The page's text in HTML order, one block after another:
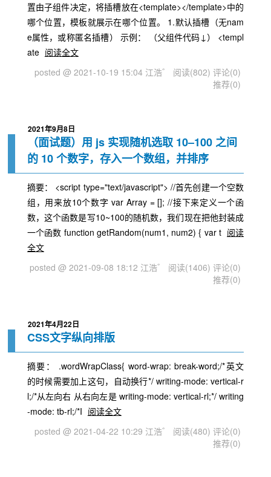
置由子组件决定，将插槽放在<template></template>中的
哪个位置，模板就展示在哪个位置。 1.默认插槽（无nam
e属性，或称匿名插槽） 示例： （父组件代码↓） <templ
ate 阅读全文
posted @ 2021-10-19 15:04 江浩゛ 阅读(802) 评论(0)
推荐(0)
2021年9月8日
（面试题）用 js 实现随机选取 10–100 之间
的 10 个数字，存入一个数组，并排序
摘要： <script type="text/javascript"> //首先创建一个空数
组，用来放10个数字 var Array = []; //接下来定义一个函
数，这个函数是写10~100的随机数，我们现在把他封装成
一个函数 function getRandom(num1, num2) { var t 阅读
全文
posted @ 2021-09-08 18:12 江浩゛ 阅读(1406) 评论(0)
推荐(0)
2021年4月22日
CSS文字纵向排版
摘要： .wordWrapClass{ word-wrap: break-word;/*英文
的时候需要加上这句，自动换行*/ writing-mode: vertical-r
l;/*从左向右 从右向左是 writing-mode: vertical-rl;*/ writing
-mode: tb-rl;/*I 阅读全文
posted @ 2021-04-22 10:29 江浩゛ 阅读(480) 评论(0)
推荐(0)